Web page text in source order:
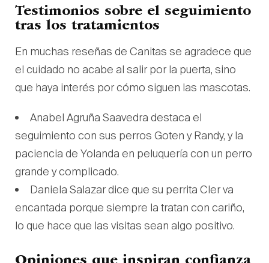
Testimonios sobre el seguimiento
tras los tratamientos
En muchas reseñas de Canitas se agradece que
el cuidado no acabe al salir por la puerta, sino
que haya interés por cómo siguen las mascotas.
Anabel Agruña Saavedra destaca el
seguimiento con sus perros Goten y Randy, y la
paciencia de Yolanda en peluquería con un perro
grande y complicado.
Daniela Salazar dice que su perrita Cler va
encantada porque siempre la tratan con cariño,
lo que hace que las visitas sean algo positivo.